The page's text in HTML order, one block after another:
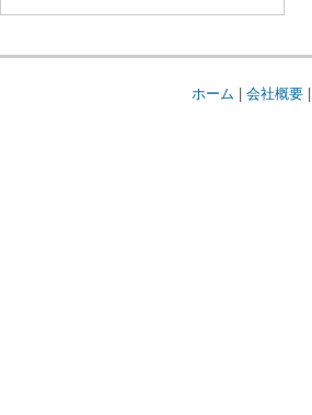
ホーム | 会社概要|